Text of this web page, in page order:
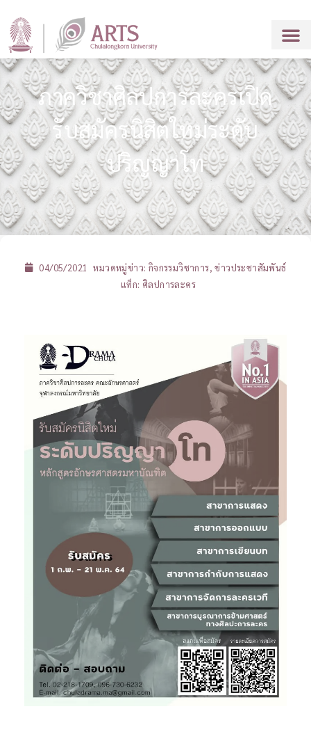
ภาควิชาศิลปการละครเปิด
รับสมัครนิสิตใหม่ระดับ
ปริญญาโท
04/05/2021 หมวดหมู่ข่าว: กิจกรรมวิชาการ,ข่าวประชาสัมพันธ์
แท็ก: ศิลปการละคร